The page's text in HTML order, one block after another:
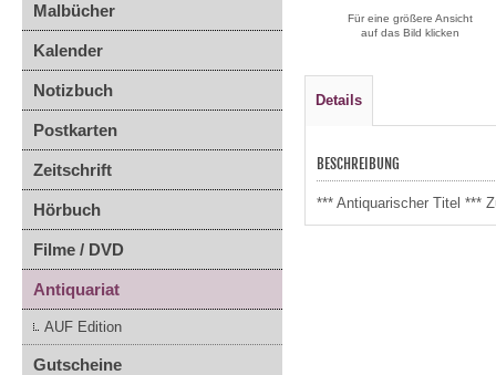
Malbücher
Kalender
Notizbuch
Postkarten
Zeitschrift
Hörbuch
Filme / DVD
Antiquariat
AUF Edition
Gutscheine
Für eine größere Ansicht
auf das Bild klicken
Details
BESCHREIBUNG
*** Antiquarischer Titel ***